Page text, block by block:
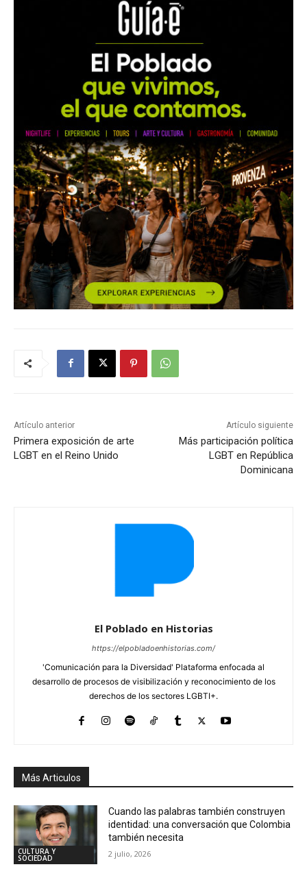
Artículo anterior
Primera exposición de arte
LGBT en el Reino Unido
Artículo siguiente
Más participación política
LGBT en República
Dominicana
El Poblado en Historias
https://elpobladoenhistorias.com/
'Comunicación para la Diversidad' Plataforma enfocada al
desarrollo de procesos de visibilización y reconocimiento de los
derechos de los sectores LGBTI+.
Más Articulos
CULTURA Y
SOCIEDAD
Cuando las palabras también construyen
identidad: una conversación que Colombia
también necesita
2 julio, 2026